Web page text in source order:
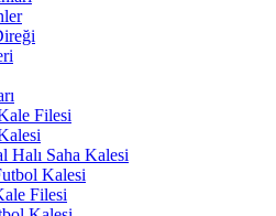
Filesi
Halı Saha Kalesi
Kalesi
Filesi